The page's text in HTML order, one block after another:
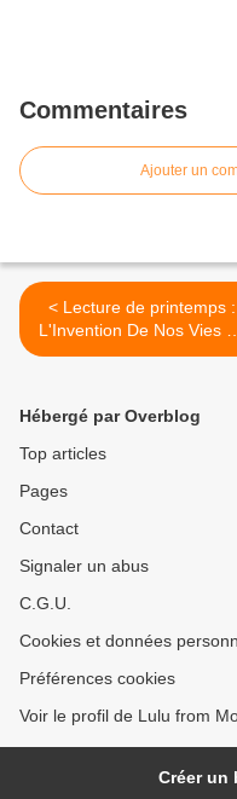
Commentaires
Ajouter un
< Lecture de printemps :
L'Invention De Nos Vies de
Karine Tuil
Hébergé par Overblog
Top articles
Pages
Contact
Signaler un abus
C.G.U.
Cookies et données
Préférences cookies
Voir le profil de Lulu from
Créer un